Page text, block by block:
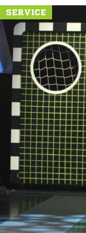
SERVICE